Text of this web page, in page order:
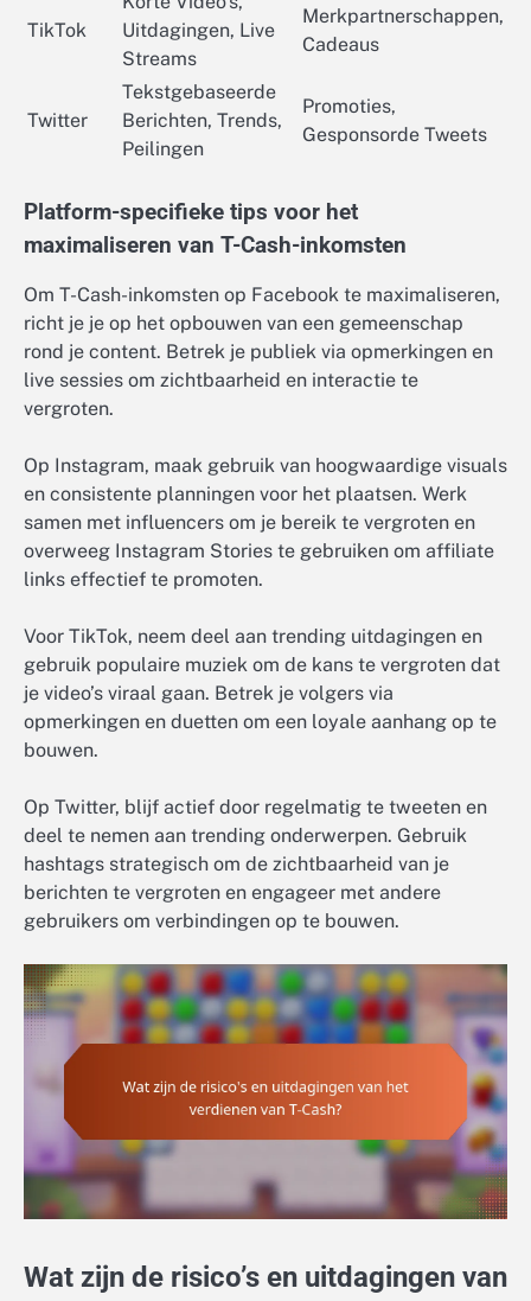
TikTok
Uitdagingen, Live
Streams
Merkpartnerschappen,
Cadeaus
Twitter
Tekstgebaseerde
Berichten, Trends,
Peilingen
Promoties,
Gesponsorde Tweets
Platform-specifieke tips voor het
maximaliseren van T-Cash-inkomsten
Om T-Cash-inkomsten op Facebook te maximaliseren,
richt je je op het opbouwen van een gemeenschap
rond je content. Betrek je publiek via opmerkingen en
live sessies om zichtbaarheid en interactie te
vergroten.
Op Instagram, maak gebruik van hoogwaardige visuals
en consistente planningen voor het plaatsen. Werk
samen met influencers om je bereik te vergroten en
overweeg Instagram Stories te gebruiken om affiliate
links effectief te promoten.
Voor TikTok, neem deel aan trending uitdagingen en
gebruik populaire muziek om de kans te vergroten dat
je video’s viraal gaan. Betrek je volgers via
opmerkingen en duetten om een loyale aanhang op te
bouwen.
Op Twitter, blijf actief door regelmatig te tweeten en
deel te nemen aan trending onderwerpen. Gebruik
hashtags strategisch om de zichtbaarheid van je
berichten te vergroten en engageer met andere
gebruikers om verbindingen op te bouwen.
Wat zijn de risico’s en uitdagingen van